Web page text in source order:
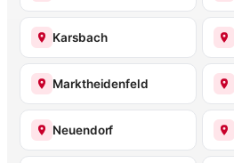
Karsbach
Marktheidenfeld
Neuendorf